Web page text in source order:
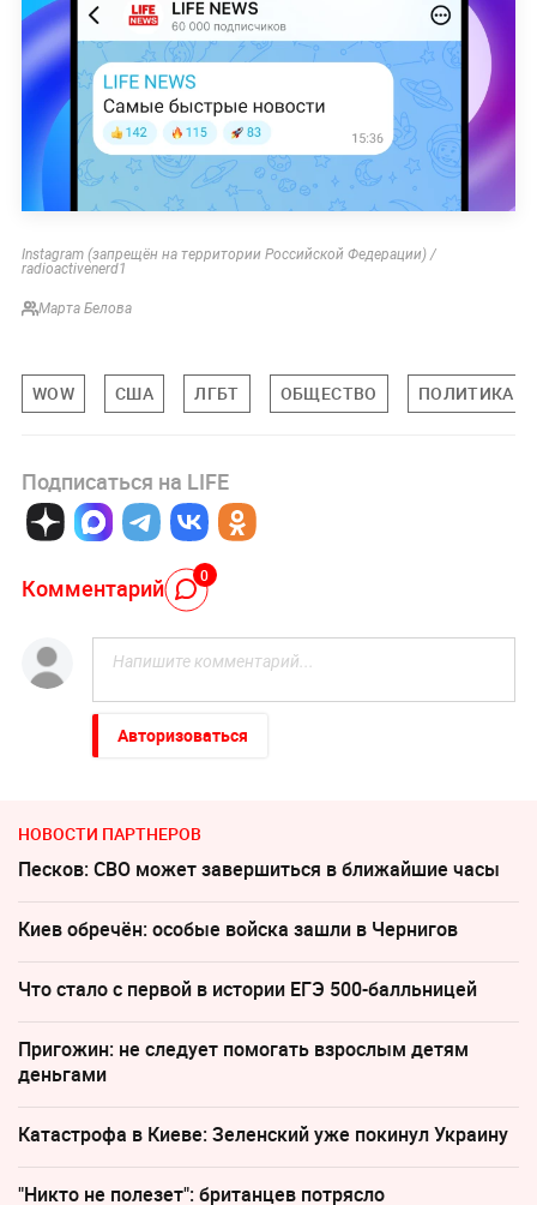
Instagram (запрещён на территории Российской Федерации) /
radioactivenerd1
Марта Белова
WOW США ЛГБТ ОБЩЕСТВО ПОЛИТИКА
Подписаться на LIFE
Комментарий 0
Авторизоваться
НОВОСТИ ПАРТНЕРОВ
Песков: СВО может завершиться в ближайшие часы
Киев обречён: особые войска зашли в Чернигов
Что стало с первой в истории ЕГЭ 500-балльницей
Пригожин: не следует помогать взрослым детям
деньгами
Катастрофа в Киеве: Зеленский уже покинул Украину
"Никто не полезет": британцев потрясло